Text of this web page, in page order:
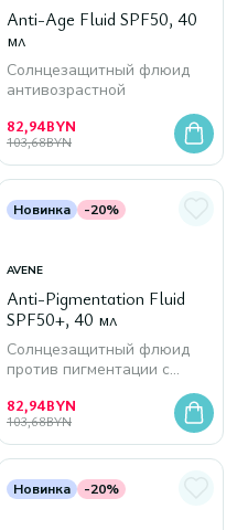
Anti-Age Fluid SPF50, 40
мл
Солнцезащитный флюид
антивозрастной
82,94BYN
103,68BYN
Новинка -20%
AVENE
Anti-Pigmentation Fluid
SPF50+, 40 мл
Солнцезащитный флюид
против пигментации с
82,94BYN
103,68BYN
Новинка -20%